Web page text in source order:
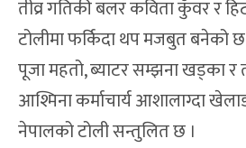
तीव्र गतिकी बलर कविता कुँवर र
टोलीमा फर्किदा थप मजबुत बनेको
पूजा महतो, ब्याटर सम्झना खड्का र
आश्मिना कर्माचार्य आशालाग्दा
नेपालको टोली सन्तुलित छ ।